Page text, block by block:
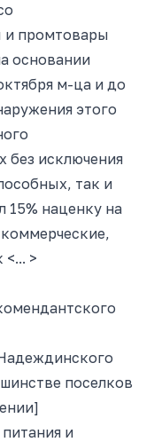
и промтовары
основании
м-ца и до
этого
без исключения
так и
15% наценку на
>
поселков
и